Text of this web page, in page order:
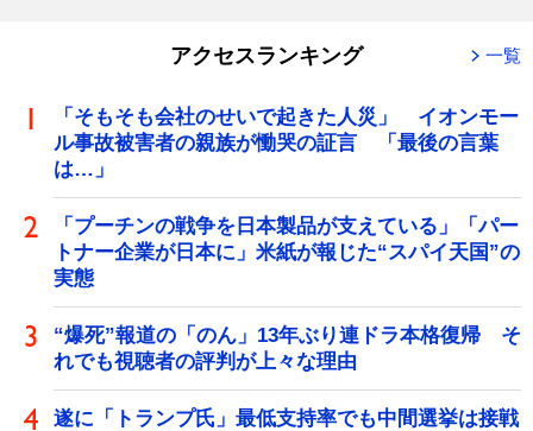
アクセスランキング 一覧
「そもそも会社のせいで起きた人災」 イオンモー
ル事故被害者の親族が慟哭の証言 「最後の言葉
は…」
「プーチンの戦争を日本製品が支えている」「パー
トナー企業が日本に」米紙が報じた“スパイ天国”の
実態
“爆死”報道の「のん」13年ぶり連ドラ本格復帰 そ
れでも視聴者の評判が上々な理由
遂に「トランプ氏」最低支持率でも中間選挙は接戦